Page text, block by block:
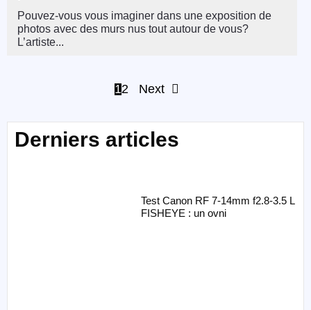
Pouvez-vous vous imaginer dans une exposition de
photos avec des murs nus tout autour de vous?
L’artiste...
12 Next
Derniers articles
Test Canon RF 7-14mm f2.8-3.5 L
FISHEYE : un ovni